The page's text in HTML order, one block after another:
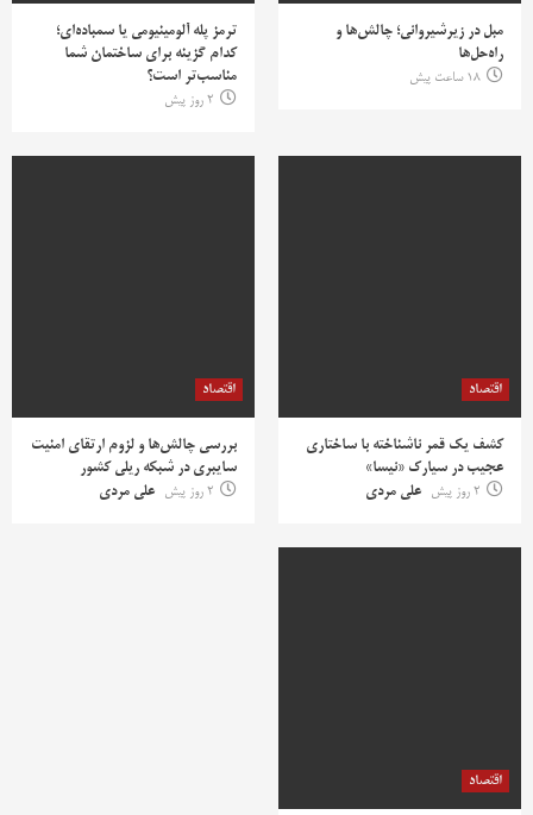
مبل در زیرشیروانی؛ چالش‌ها و
راه‌حل‌ها
18 ساعت پیش
ترمز پله آلومینیومی یا سمباده‌ای؛
کدام گزینه برای ساختمان شما
مناسب‌تر است؟
2 روز پیش
اقتصاد
کشف یک قمر ناشناخته با ساختاری
عجیب در سیارک «نیسا»
2 روز پیش
علی مردی
اقتصاد
بررسی چالش‌ها و لزوم ارتقای امنیت
سایبری در شبکه ریلی کشور
2 روز پیش
علی مردی
اقتصاد